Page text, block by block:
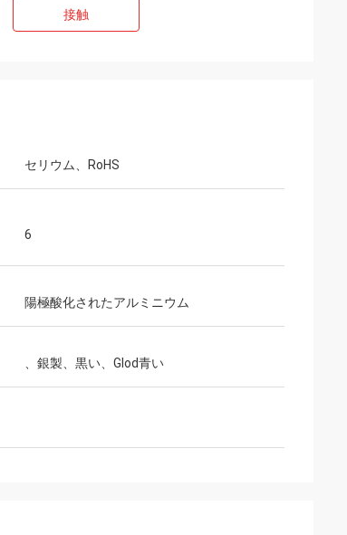
接触
セリウム、RoHS
6
陽極酸化されたアルミニウム
、銀製、黒い、Glod青い